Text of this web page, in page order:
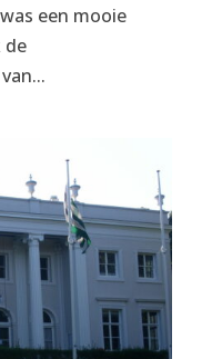
een mooie
de